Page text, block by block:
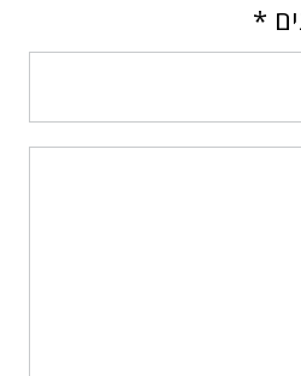
*